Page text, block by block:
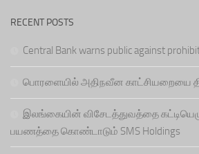
RECENT POSTS
Central Bank warns public against
பொரளையில் அதிநவீன காட்சியறையை
இலங்கையின் விசேடத்துவத்தை
பயணத்தை கொண்டாடும் SMS Holdings